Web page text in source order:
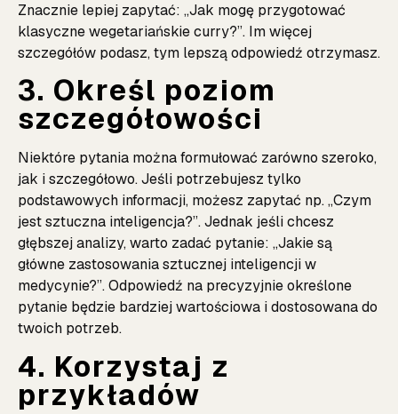
Znacznie lepiej zapytać: „Jak mogę przygotować
klasyczne wegetariańskie curry?”. Im więcej
szczegółów podasz, tym lepszą odpowiedź otrzymasz.
3. Określ poziom
szczegółowości
Niektóre pytania można formułować zarówno szeroko,
jak i szczegółowo. Jeśli potrzebujesz tylko
podstawowych informacji, możesz zapytać np. „Czym
jest sztuczna inteligencja?”. Jednak jeśli chcesz
głębszej analizy, warto zadać pytanie: „Jakie są
główne zastosowania sztucznej inteligencji w
medycynie?”. Odpowiedź na precyzyjnie określone
pytanie będzie bardziej wartościowa i dostosowana do
twoich potrzeb.
4. Korzystaj z
przykładów